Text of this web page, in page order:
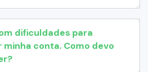
dificuldades para
minha conta. Como devo